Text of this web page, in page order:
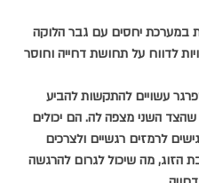
במערכת יחסים עם גבר הלוקה
לדווח על תחושת דחייה וחוסר
עשויים להתקשות להביע
השני מצפה לה. הם יכולים
לרמזים רגשיים ולצרכים
הזוג, מה שיכול לגרום להרגשה